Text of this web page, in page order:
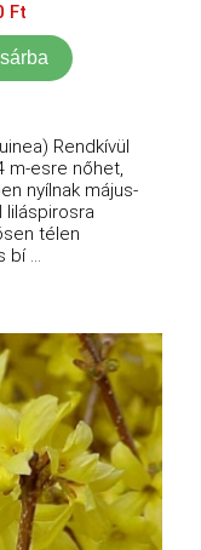
Ft
Rendkívül
m-esre nőhet,
nyílnak május-
liláspirosra
télen
bí ...